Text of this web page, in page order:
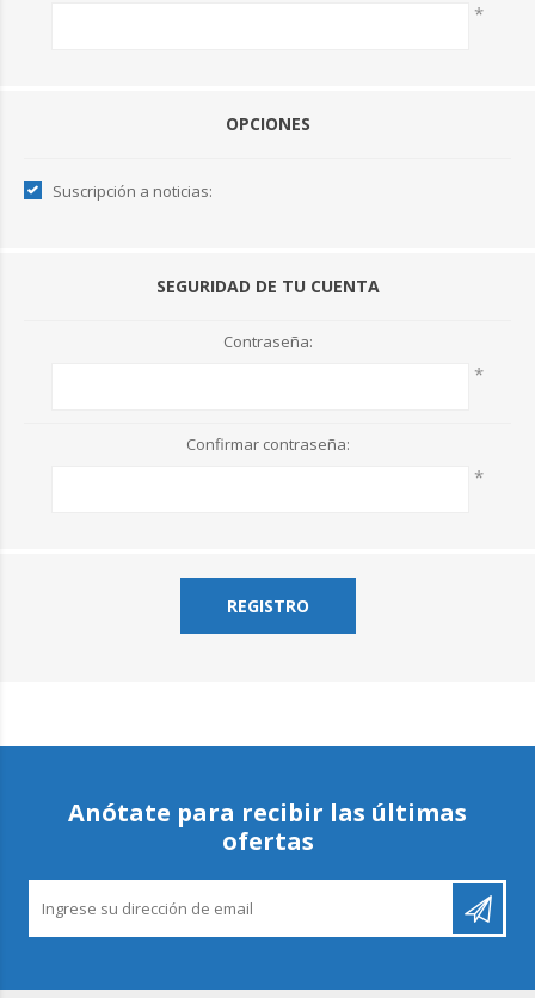
*
OPCIONES
Suscripción a noticias:
SEGURIDAD DE TU CUENTA
Contraseña:
*
Confirmar contraseña:
*
Anótate para recibir las últimas
ofertas